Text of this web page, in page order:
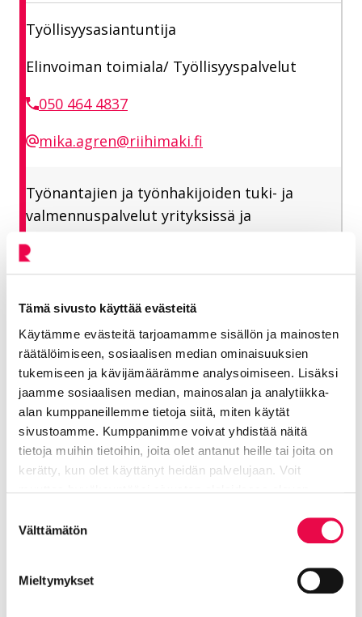
Tämä sivusto käyttää evästeitä
Käytämme evästeitä tarjoamamme sisällön ja mainosten
räätälöimiseen, sosiaalisen median ominaisuuksien
tukemiseen ja kävijämäärämme analysoimiseen. Lisäksi
jaamme sosiaalisen median, mainosalan ja analytiikka-
alan kumppaneillemme tietoja siitä, miten käytät
sivustoamme. Kumppanimme voivat yhdistää näitä
tietoja muihin tietoihin, joita olet antanut heille tai joita on
kerätty, kun olet käyttänyt heidän palvelujaan. Voit
valinta
Välttämätön
Mieltymykset
Työllisyysasiantuntija
Elinvoiman toimiala/ Työllisyyspalvelut
050 464 4837
mika.agren@riihimaki.fi
Työnantajien ja työnhakijoiden tuki- ja
valmennuspalvelut yrityksissä ja
pilotti
Peltomäki Reija
Työvalmentaja
Elinvoiman toimiala, työllisyyspalvelut
040 645 3206
Työvalmennus, valmennuksellinen työsuhde,